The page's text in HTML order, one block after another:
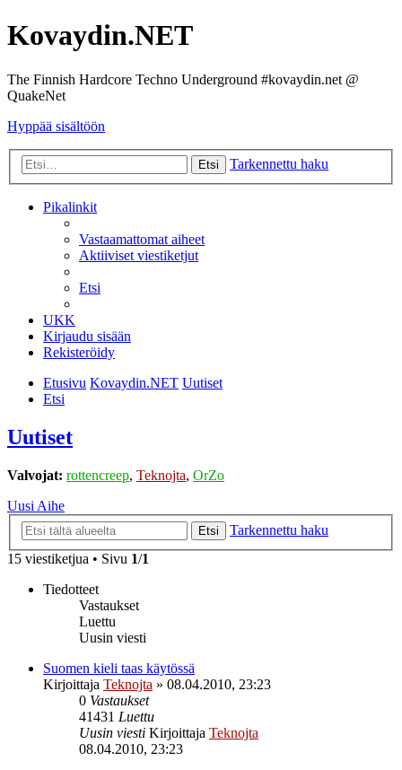
Kovaydin.NET
The Finnish Hardcore Techno Underground #kovaydin.net @
QuakeNet
Hyppää sisältöön
Etsi Tarkennettu haku
Pikalinkit
Vastaamattomat aiheet
Aktiiviset viestiketjut
Etsi
UKK
Kirjaudu sisään
Rekisteröidy
Etusivu Kovaydin.NET Uutiset
Etsi
Uutiset
Valvojat: rottencreep, Teknojta, OrZo
Uusi Aihe
Etsi
Tarkennettu haku
15 viestiketjua • Sivu 1/1
Tiedotteet
Vastaukset
Luettu
Uusin viesti
Suomen kieli taas käytössä
Kirjoittaja Teknojta » 08.04.2010, 23:23
0 Vastaukset
41431 Luettu
Uusin viesti Kirjoittaja Teknojta
08.04.2010, 23:23